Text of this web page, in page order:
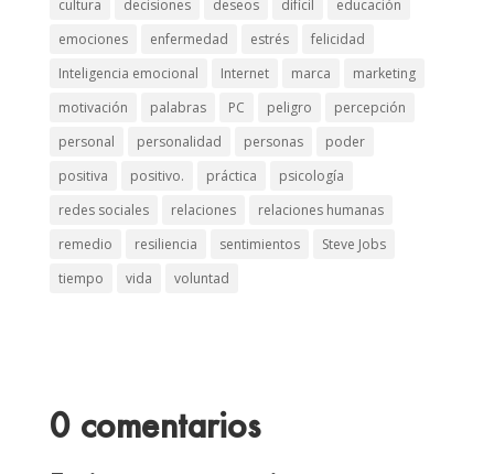
cultura
decisiones deseos difícil
educación
emociones
enfermedad estrés
felicidad
Inteligencia emocional
Internet marca
marketing
motivación
palabras PC peligro
percepción
personal
personalidad personas
poder
positiva
positivo. práctica
psicología
redes sociales
relaciones
relaciones humanas
remedio
resiliencia sentimientos
Steve Jobs
tiempo
vida voluntad
0 comentarios